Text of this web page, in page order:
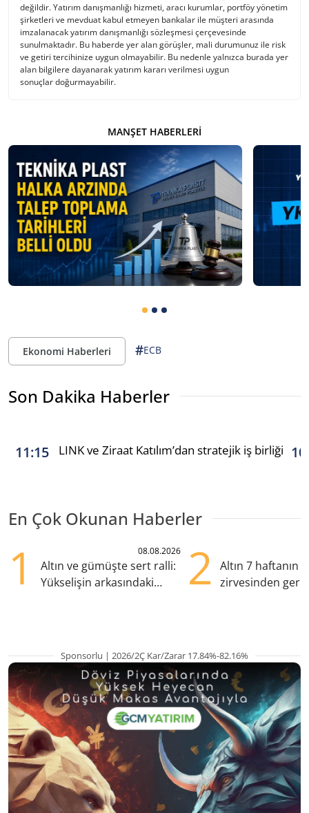
değildir. Yatırım danışmanlığı hizmeti, aracı kurumlar, portföy yönetim
şirketleri ve mevduat kabul etmeyen bankalar ile müşteri arasında
imzalanacak yatırım danışmanlığı sözleşmesi çerçevesinde
sunulmaktadır. Bu haberde yer alan görüşler, mali durumunuz ile risk
ve getiri tercihinize uygun olmayabilir. Bu nedenle yalnızca burada yer
alan bilgilere dayanarak yatırım kararı verilmesi uygun
sonuçlar doğurmayabilir.
MANŞET HABERLERI
Ekonomi Haberleri #ECB
Son Dakika Haberler
11:15 LINK ve Ziraat Katılım’dan stratejik iş birliği
En Çok Okunan Haberler
1 08.08.2026
Altın ve gümüşte sert ralli:
Yükselişin arkasındaki
2
Altın 7 haftanın
zirvesinden
Sponsorlu | 2026/2Ç Kar/Zarar 17.84%-82.16%